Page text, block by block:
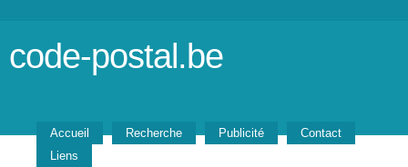
code-postal.be
Accueil Recherche Publicité
Contact
Liens